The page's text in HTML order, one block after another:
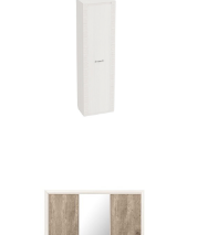
Конструкция
витрина
Белоруссия